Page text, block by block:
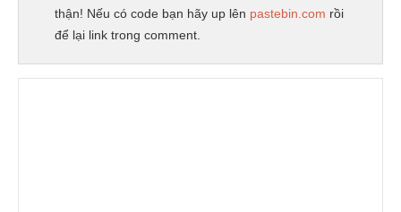
thận! Nếu có code bạn hãy up lên pastebin.com rồi
để lại link trong comment.